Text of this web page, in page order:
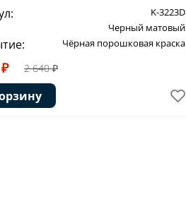
K-3223D
Черный матовый
Чёрная порошковая краска
2 640 ₽